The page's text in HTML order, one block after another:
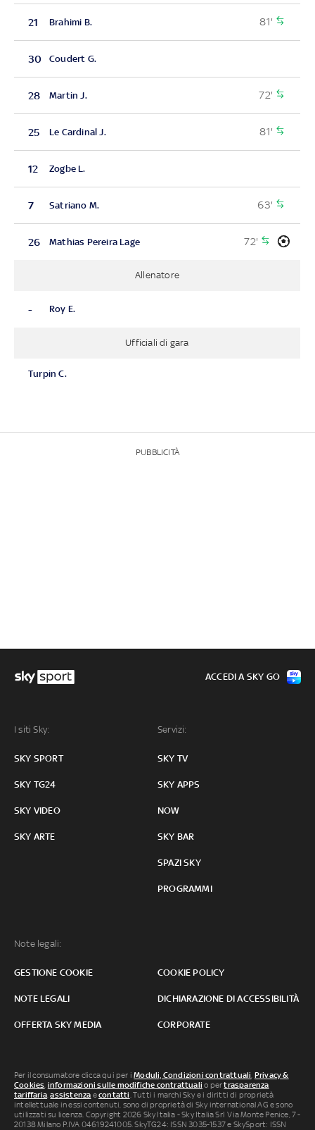
21 Brahimi B. 81'
30 Coudert G.
28 Martin J. 72'
25 Le Cardinal J. 81'
12 Zogbe L.
7 Satriano M. 63'
26 Mathias Pereira Lage 72'
Allenatore
- Roy E.
Ufficiali di gara
Turpin C.
PUBBLICITÀ
I siti Sky:
SKY SPORT
SKY TG24
SKY VIDEO
SKY ARTE
Servizi:
SKY TV
SKY APPS
NOW
SKY BAR
SPAZI SKY
PROGRAMMI
Note legali:
GESTIONE COOKIE COOKIE POLICY
NOTE LEGALI DICHIARAZIONE DI ACCESSIBILITÀ
OFFERTA SKY MEDIA CORPORATE
ACCEDI A SKY GO
Per il consumatore clicca qui per iModuli, Condizioni contrattuali Privacy &
Cookies informazioni sulle modifiche contrattuali o pertrasparenza
tariffaria ,assistenza econtatti . Tutti i marchi Sky e i diritti di proprietà
intellettuale in essi contenuti, sono di proprietà di Sky international AG e sono
utilizzati su licenza. Copyright 2026 Sky Italia - Sky Italia Srl Via Monte Penice, 7 -
20138 Milano P.IVA 04619241005. SkyTG24: ISSN 3035-1537 e SkySport: ISSN